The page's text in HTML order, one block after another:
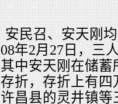
安民召、安天刚
年2月27日，三
中安天刚在储
折，存折上有
昌县的灵井镇